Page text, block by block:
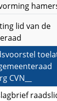
lid van de
CVN__